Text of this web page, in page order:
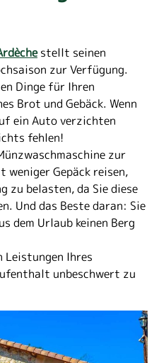
stellt seinen
zur Verfügung.
Dinge für Ihren
Brot und Gebäck. Wenn
ein Auto verzichten
fehlen!
zur
weniger Gepäck reisen,
zu belasten, da Sie diese
Und das Beste daran: Sie
dem Urlaub keinen Berg
Leistungen Ihres
unbeschwert zu